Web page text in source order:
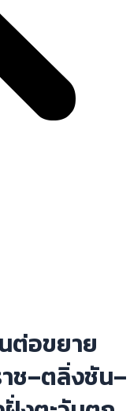
ต่อขยาย
ช–ตลิ่งชัน–